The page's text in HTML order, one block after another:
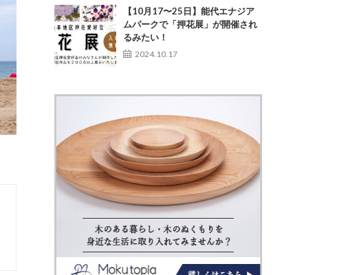
【10月17〜25日】能代エナジア
ムパークで「押花展」が開催され
るみたい！
2024.10.17